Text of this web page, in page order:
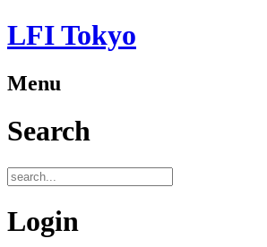
LFI Tokyo
Menu
Search
Login